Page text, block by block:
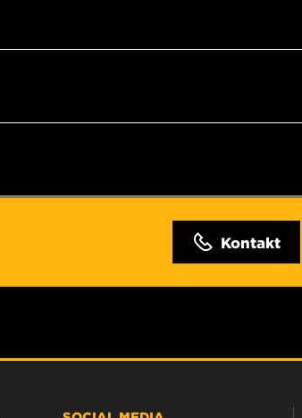
Kontakt